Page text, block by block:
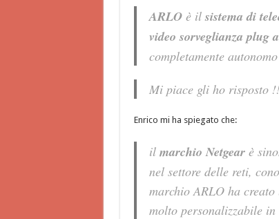
ARLOè ilsistema di
video sorveglianza plug
completamente
Mi piace gli ho risposto
Enrico mi ha spiegato che:
il marchio Netgearè
nel settore delle reti,
marchio ARLO ha
molto personalizzabile